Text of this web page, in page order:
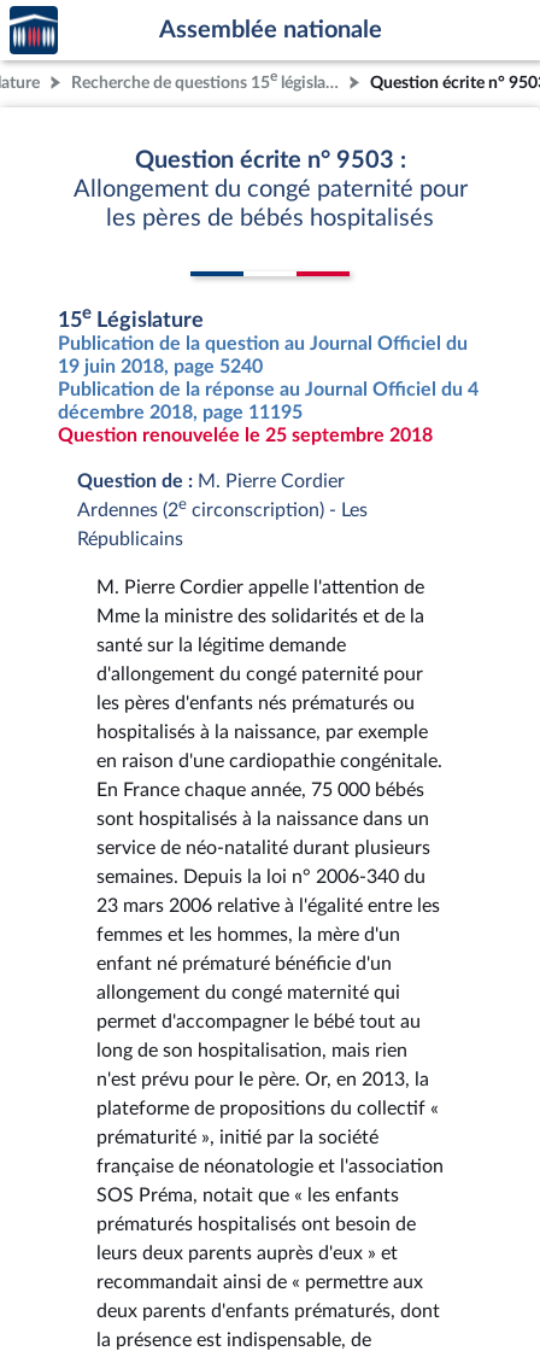
Aller au contenu
Aller en bas de la page
Accèder
à la
page
d'accueil
Assemblée nationale
Recherche de questions 15e législature Question écrite n°
Question écrite n° 9503 :
Allongement du congé paternité pour
les pères de bébés hospitalisés
15e Législature
Publication de la question au Journal Officiel du
19 juin 2018, page 5240
Publication de la réponse au Journal Officiel du 4
décembre 2018, page 11195
Question renouvelée le 25 septembre 2018
Question de : M. Pierre Cordier
Ardennes (2e circonscription) - Les
Républicains
M. Pierre Cordier appelle l'attention de
Mme la ministre des solidarités et de la
santé sur la légitime demande
d'allongement du congé paternité pour
les pères d'enfants nés prématurés ou
hospitalisés à la naissance, par exemple
en raison d'une cardiopathie congénitale.
En France chaque année, 75 000 bébés
sont hospitalisés à la naissance dans un
service de néo-natalité durant plusieurs
semaines. Depuis la loi n° 2006-340 du
23 mars 2006 relative à l'égalité entre les
femmes et les hommes, la mère d'un
enfant né prématuré bénéficie d'un
allongement du congé maternité qui
permet d'accompagner le bébé tout au
long de son hospitalisation, mais rien
n'est prévu pour le père. Or, en 2013, la
plateforme de propositions du collectif «
prématurité », initié par la société
française de néonatologie et l'association
SOS Préma, notait que « les enfants
prématurés hospitalisés ont besoin de
leurs deux parents auprès d'eux » et
recommandait ainsi de « permettre aux
deux parents d'enfants prématurés, dont
la présence est indispensable, de